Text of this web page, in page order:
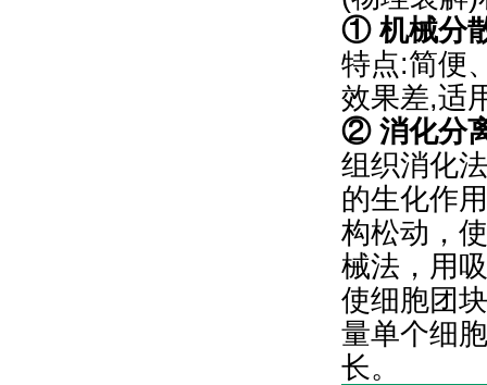
① 机械分
特点:简便
效果差,适
② 消化分
组织消化
的生化作
构松动，
械法，用
使细胞团
量单个细
长。